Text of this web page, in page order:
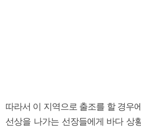
따라서 이 지역으로 출조를 할 경우
선상을 나가는 선장들에게 바다 상